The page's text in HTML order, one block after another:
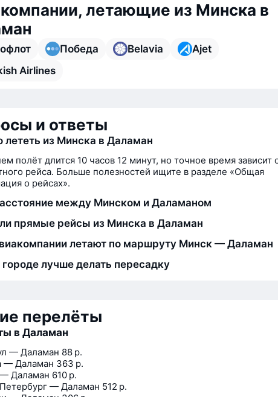
летающие из Минска в
Победа Belavia
Ajet
Airlines
и ответы
лететь из Минска в Даламан
полёт длится 10 часов 12 минут, но точное время зависит
рейса. Больше полезностей ищите в разделе «Общая
о рейсах».
между Минском и Даламаном
прямые рейсы из Минска в Даламан
летают по маршруту Минск — Даламан
лучше делать пересадку
перелёты
в Даламан
— Даламан 88 р.
— Даламан 363 р.
Даламан 610 р.
— Даламан 512 р.